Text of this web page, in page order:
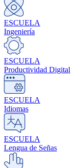
ESCUELA
Ingeniería
ESCUELA
Productividad Digital
ESCUELA
Idiomas
ESCUELA
Lengua de Señas